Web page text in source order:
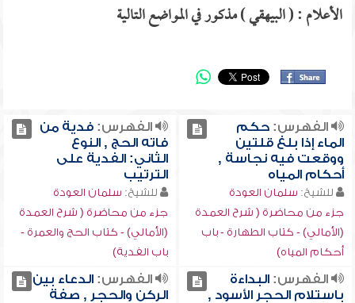
الأعلام : ( البيهقي ) مذكور في المواضع التالية
الفهرس:حكم
الماء إذا بلغ قلتين
ووقعت فيه نجاسة ,
أحكام المياه
للشيخ: سلمان العودة
جزء من محاضرة ( شرح العمدة
(الأمالي) - كتاب الطهارة - باب
أحكام المياه)
الفهرس:فدية من
فاته الحج , النوع
الثاني: الفدية على
الترتيب
للشيخ: سلمان العودة
جزء من محاضرة ( شرح العمدة
(الأمالي) - كتاب الحج والعمرة -
باب الفدية)
الفهرس:البداءة
باستلام الحجر الأسود ,
الفهرس:الدعاء بين
الركن والحجر , صفة